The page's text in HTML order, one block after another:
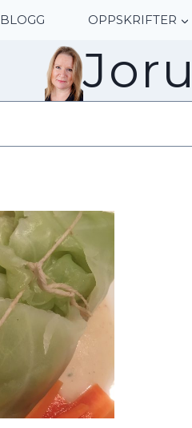
BLOGG OPPSKRIFTER